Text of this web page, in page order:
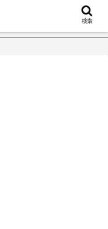
YouTube：うつ病が治っ
検索